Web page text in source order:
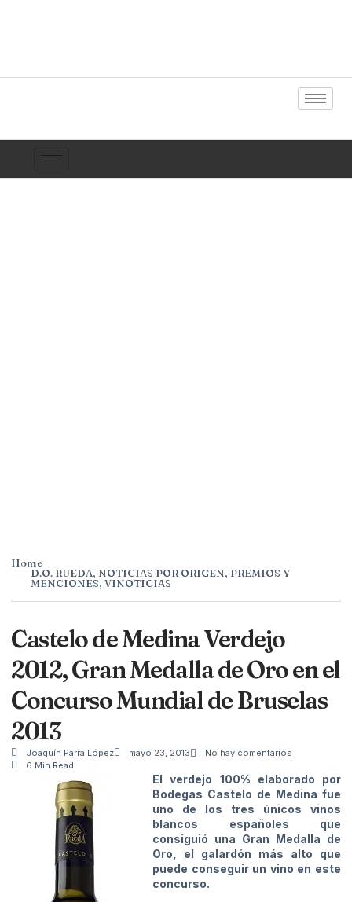
Home
D.O. RUEDA, NOTICIAS POR ORIGEN, PREMIOS Y
MENCIONES, VINOTICIAS
Castelo de Medina Verdejo
2012, Gran Medalla de Oro en el
Concurso Mundial de Bruselas
2013
Joaquín Parra López mayo 23, 2013
No hay comentarios
6 Min Read
El verdejo 100% elaborado por
Bodegas Castelo de Medina fue
uno de los tres únicos vinos
blancos españoles que
consiguió una Gran Medalla de
Oro, el galardón más alto que
puede conseguir un vino en este
concurso.